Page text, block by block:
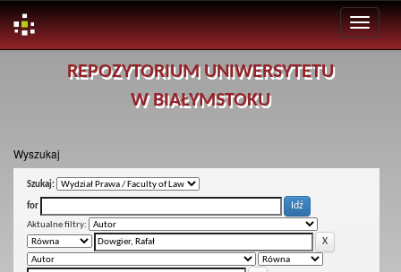
REPOZYTORIUM UNIWERSYTETU
W BIAŁYMSTOKU
Wyszukaj
Szukaj:
for
Aktualne filtry: